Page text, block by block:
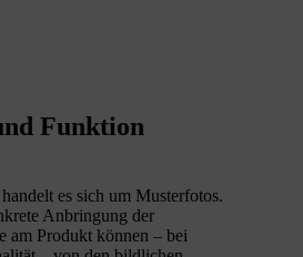
Funktion
es sich um Musterfotos.
Anbringung der
am Produkt können – bei